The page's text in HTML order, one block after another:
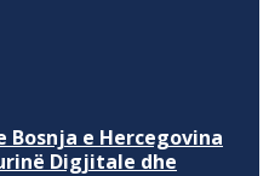
Bosnja e Hercegovina
Digjitale dhe